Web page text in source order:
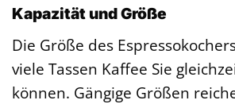
Kapazität und Größe
Die Größe des
viele Tassen Kaffee Sie
können. Gängige Größen